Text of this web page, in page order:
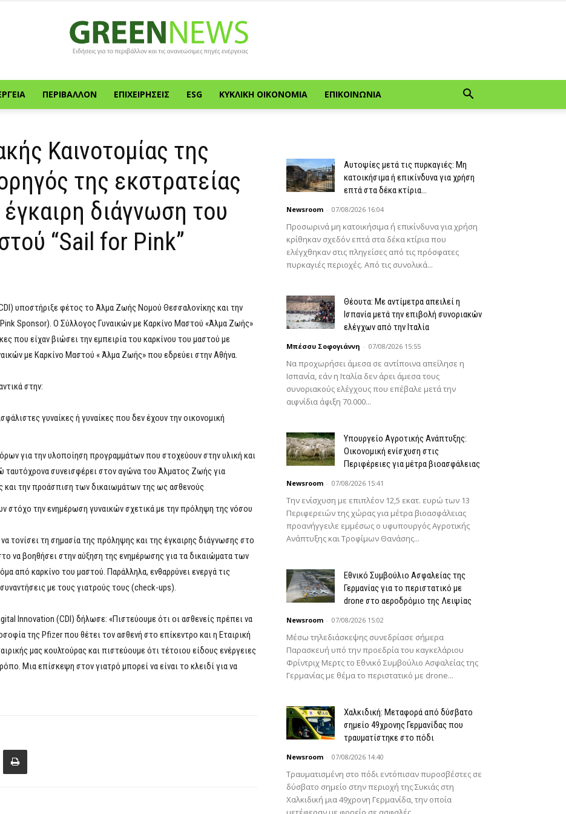
Green
News
ΠΕΡΙΒΆΛΛΟΝ ΕΠΙΧΕΙΡΉΣΕΙΣ ESG ΚΥΚΛΙΚΉ ΟΙΚΟΝΟΜΊΑ ΕΠΙΚΟΙΝΩΝΊΑ
Καινοτομίας της
της εκστρατείας
διάγνωση του
“Sail for Pink”
υποστήριξε φέτος το Άλμα Ζωής Νομού Θεσσαλονίκης και την
Sponsor). Ο Σύλλογος Γυναικών με Καρκίνο Μαστού «Άλμα Ζωής»
που είχαν βιώσει την εμπειρία του καρκίνου του μαστού με
με Καρκίνο Μαστού « Άλμα Ζωής» που εδρεύει στην Αθήνα.
στην:
γυναίκες ή γυναίκες που δεν έχουν την οικονομική
για την υλοποίηση προγραμμάτων που στοχεύουν στην υλική και
ταυτόχρονα συνεισφέρει στον αγώνα του Άλματος Ζωής για
και την προάσπιση των δικαιωμάτων της ως ασθενούς
στόχο την ενημέρωση γυναικών σχετικά με την πρόληψη της νόσου
τονίσει τη σημασία της πρόληψης και της έγκαιρης διάγνωσης στο
να βοηθήσει στην αύξηση της ενημέρωσης για τα δικαιώματα των
από καρκίνο του μαστού. Παράλληλα, ενθαρρύνει ενεργά τις
συναντήσεις με τους γιατρούς τους (check-ups).
Innovation (CDI) δήλωσε: «Πιστεύουμε ότι οι ασθενείς πρέπει να
της Pfizer που θέτει τον ασθενή στο επίκεντρο και η Εταιρική
μας κουλτούρας και πιστεύουμε ότι τέτοιου είδους ενέργειες
Μια επίσκεψη στον γιατρό μπορεί να είναι το κλειδί για να
Αυτοψίες μετά τις πυρκαγιές: Μη
κατοικήσιμα ή επικίνδυνα για χρήση
επτά στα δέκα κτίρια...
Newsroom - 07/08/2026 16:04
Προσωρινά μη κατοικήσιμα ή επικίνδυνα για χρήση
κρίθηκαν σχεδόν επτά στα δέκα κτίρια που
ελέγχθηκαν στις πληγείσες από τις πρόσφατες
πυρκαγιές περιοχές. Από τις συνολικά...
Θέουτα: Με αντίμετρα απειλεί η
Ισπανία μετά την επιβολή συνοριακών
ελέγχων από την Ιταλία
Μπέσσυ Σοφογιάννη - 07/08/2026 15:55
Να προχωρήσει άμεσα σε αντίποινα απείλησε η
Ισπανία, εάν η Ιταλία δεν άρει άμεσα τους
συνοριακούς ελέγχους που επέβαλε μετά την
αιφνίδια άφιξη 70.000...
Υπουργείο Αγροτικής Ανάπτυξης:
Οικονομική ενίσχυση στις
Περιφέρειες για μέτρα βιοασφάλειας
Newsroom - 07/08/2026 15:41
Την ενίσχυση με επιπλέον 12,5 εκατ. ευρώ των 13
Περιφερειών της χώρας για μέτρα βιοασφάλειας
προανήγγειλε εμμέσως ο υφυπουργός Αγροτικής
Ανάπτυξης και Τροφίμων Θανάσης...
Εθνικό Συμβούλιο Ασφαλείας της
Γερμανίας για το περιστατικό με
drone στο αεροδρόμιο της Λειψίας
Newsroom - 07/08/2026 15:02
Μέσω τηλεδιάσκεψης συνεδρίασε σήμερα
Παρασκευή υπό την προεδρία του καγκελάριου
Φρίντριχ Μερτς το Εθνικό Συμβούλιο Ασφαλείας της
Γερμανίας με θέμα το περιστατικό με drone...
Χαλκιδική: Μεταφορά από δύσβατο
σημείο 49χρονης Γερμανίδας που
τραυματίστηκε στο πόδι
Newsroom - 07/08/2026 14:40
Τραυματισμένη στο πόδι εντόπισαν πυροσβέστες σε
δύσβατο σημείο στην περιοχή της Συκιάς στη
Χαλκιδική μια 49χρονη Γερμανίδα, την οποία